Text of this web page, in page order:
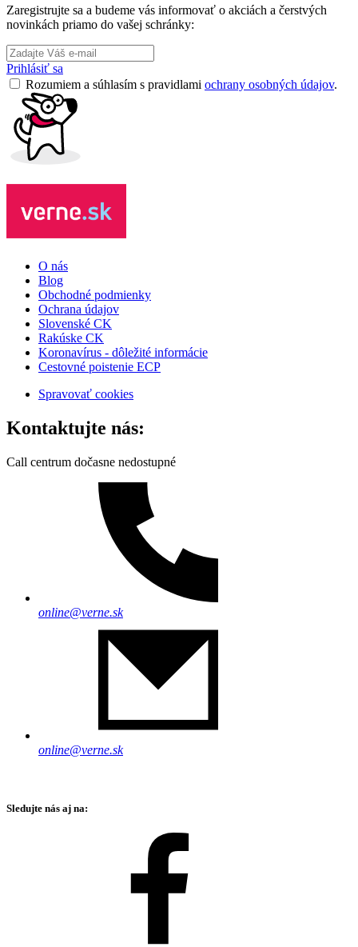
Zaregistrujte sa a budeme vás informovať o akciách a čerstvých
novinkách priamo do vašej schránky:
Prihlásiť sa
Rozumiem a súhlasím s pravidlami ochrany osobných údajov.
O nás
Blog
Obchodné podmienky
Ochrana údajov
Slovenské CK
Rakúske CK
Koronavírus - dôležité informácie
Cestovné poistenie ECP
Spravovať cookies
Kontaktujte nás:
Call centrum dočasne nedostupné
online@verne.sk
online@verne.sk
Sledujte nás aj na: